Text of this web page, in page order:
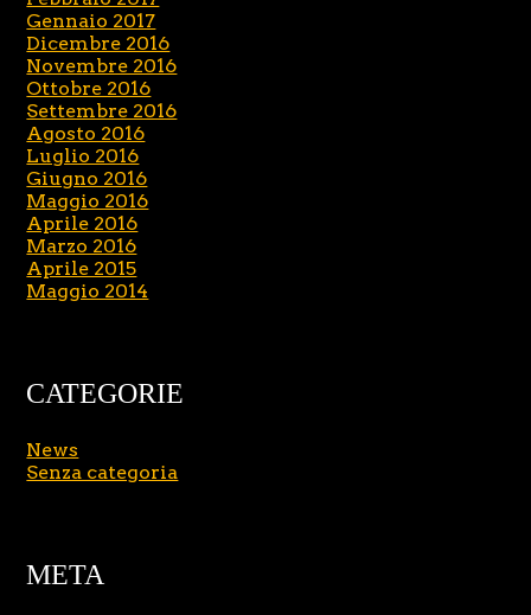
Gennaio 2017
Dicembre 2016
Novembre 2016
Ottobre 2016
Settembre 2016
Agosto 2016
Luglio 2016
Giugno 2016
Maggio 2016
Aprile 2016
Marzo 2016
Aprile 2015
Maggio 2014
CATEGORIE
News
Senza categoria
META